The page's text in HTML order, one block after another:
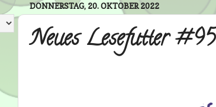
DONNERSTAG, 20. OKTOBER 2022
Neues Lesefutter #95